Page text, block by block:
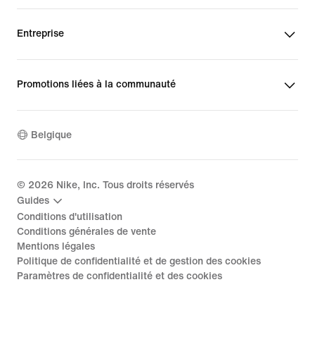
Entreprise
Promotions liées à la communauté
Belgique
© 2026 Nike, Inc. Tous droits réservés
Guides
Conditions d'utilisation
Conditions générales de vente
Mentions légales
Politique de confidentialité et de gestion des cookies
Paramètres de confidentialité et des cookies